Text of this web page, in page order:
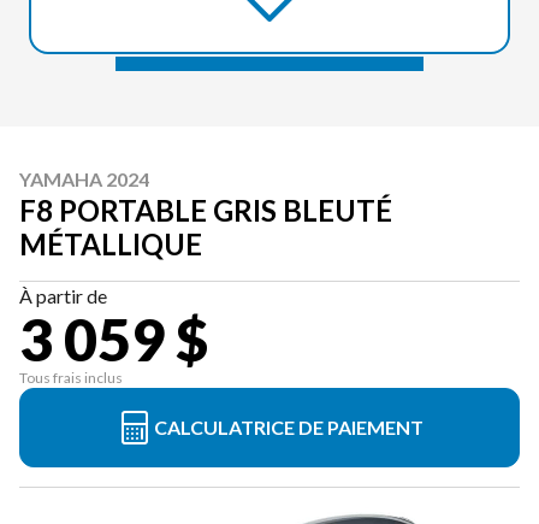
YAMAHA 2024
F8 PORTABLE GRIS BLEUTÉ
MÉTALLIQUE
À partir de
3 059 $
Tous frais inclus
CALCULATRICE DE PAIEMENT